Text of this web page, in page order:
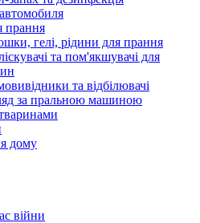
прання
гелі, рідини для прання
та пом'якшувачі для
та відбілювачі
за пральною машиною
дому
війни